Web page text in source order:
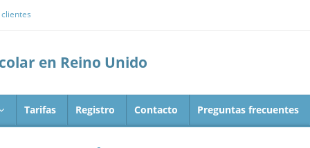
en Reino Unido
Tarifas Registro Contacto Preguntas frecuentes